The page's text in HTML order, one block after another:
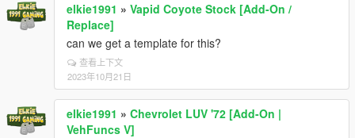
elkie1991 » Vapid Coyote Stock [Add-On /
Replace]
can we get a template for this?
查看上下文
2023年10月21日
elkie1991 » Chevrolet LUV '72 [Add-On |
VehFuncs V]